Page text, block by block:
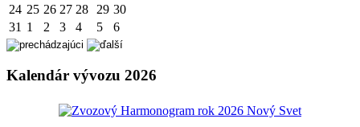
24 25 26 27 28 29 30
31 1 2 3 4 5 6
Kalendár vývozu 2026